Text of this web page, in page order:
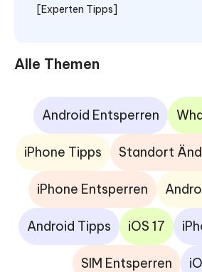
[Experten Tipps]
Alle Themen
Android Entsperren
iPhone Tipps Standort
iPhone Entsperren
Android Tipps iOS 17
SIM Entsperren